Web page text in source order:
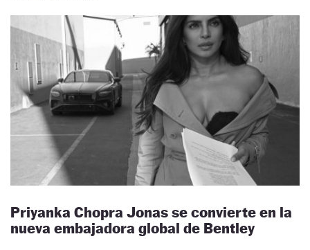
Priyanka Chopra Jonas se convierte en la
nueva embajadora global de Bentley